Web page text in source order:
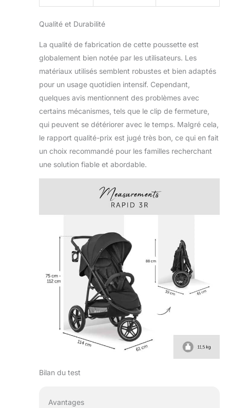
Qualité et Durabilité
La qualité de fabrication de cette poussette est
globalement bien notée par les utilisateurs. Les
matériaux utilisés semblent robustes et bien adaptés
pour un usage quotidien intensif. Cependant,
quelques avis mentionnent des problèmes avec
certains mécanismes, tels que le clip de fermeture,
qui peuvent se détériorer avec le temps. Malgré cela,
le rapport qualité-prix est jugé très bon, ce qui en fait
un choix recommandé pour les familles recherchant
une solution fiable et abordable.
Bilan du test
Avantages